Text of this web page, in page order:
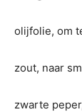
olijfolie, om
zout, naar
zwarte